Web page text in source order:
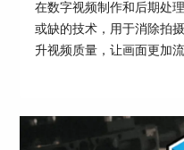
在数字视频制作和后期处
或缺的技术，用于消除拍
升视频质量，让画面更加
高级的图像处理软件和视
觉效果。接下来，本文将
性，如何使用BorisFX实